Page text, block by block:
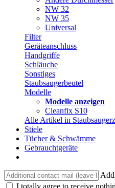
NW 32
NW 35
Universal
Filter
Geräteanschluss
Handgriffe
Schläuche
Sonstiges
Staubsaugerbeutel
Modelle
Modelle anzeigen
Cleanfix S10
Alle Artikel in
Stiele
Tücher & Schwämme
Gebrauchtgeräte